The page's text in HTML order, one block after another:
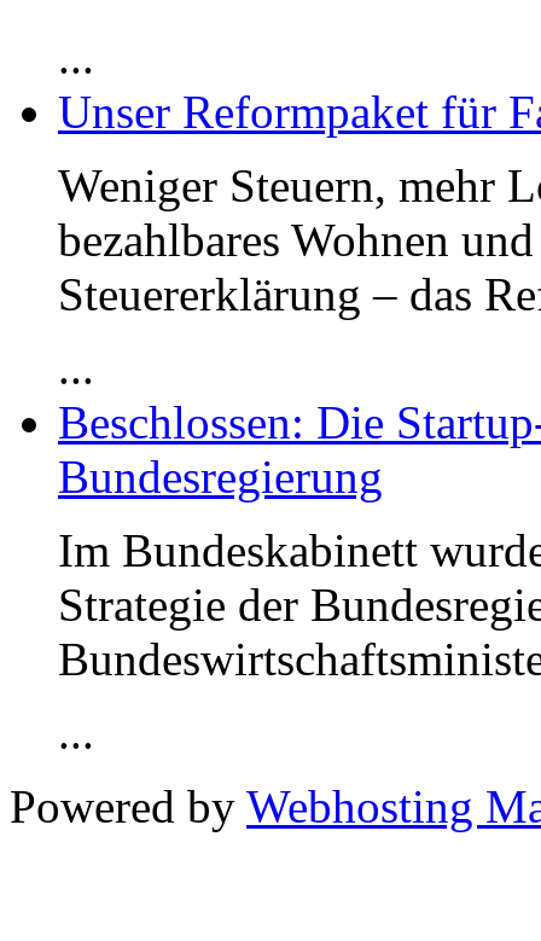
...
Unser Reformpaket für
Weniger Steuern, mehr
bezahlbares Wohnen
Steuererklärung – das
...
Beschlossen: Die
Bundesregierung
Im Bundeskabinett
Strategie der
...
Powered by Webhosting